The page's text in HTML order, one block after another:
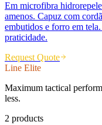
Em microfibra
amenos. Capuz com
embutidos e forro em
praticidade.
Request Quote
Line Elite
Maximum tactical
less.
2 products